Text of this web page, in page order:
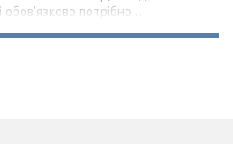
потрібно ...